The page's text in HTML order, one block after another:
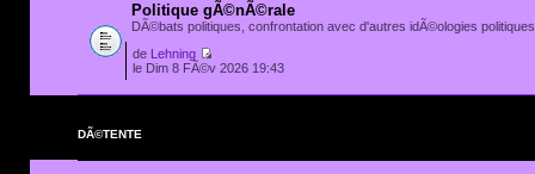
Politique gÃ©nÃ©rale
DÃ©bats politiques, confrontation avec d'autres idÃ©ologies
de
Lehning
le Dim 8 FÃ©v 2026 19:43
DÃ©TENTE